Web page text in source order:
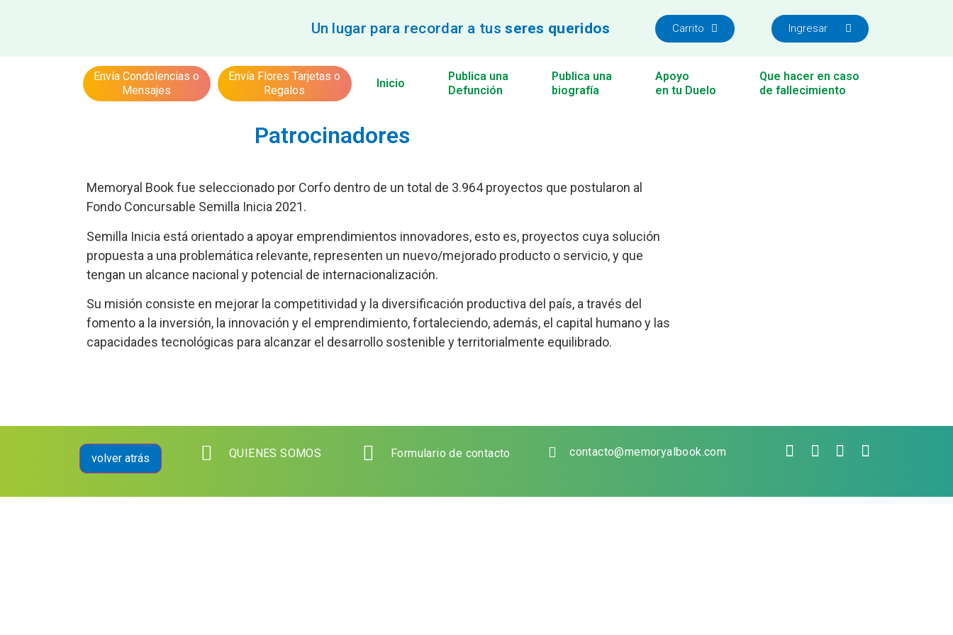
Un lugar para recordar a tusseres queridos Carrito Ingresar
Envía Condolencias o
Mensajes
Envía Flores Tarjetas o
Regalos
Inicio
Publica una
Defunción
Publica una
biografía
Apoyo
en tu Duelo
Que hacer en caso
de fallecimiento
Patrocinadores
Memoryal Book fue seleccionado por Corfo dentro de un total de 3.964 proyectos que postularon al
Fondo Concursable Semilla Inicia 2021.
Semilla Inicia está orientado a apoyar emprendimientos innovadores, esto es, proyectos cuya solución
propuesta a una problemática relevante, representen un nuevo/mejorado producto o servicio, y que
tengan un alcance nacional y potencial de internacionalización.
Su misión consiste en mejorar la competitividad y la diversificación productiva del país, a través del
fomento a la inversión, la innovación y el emprendimiento, fortaleciendo, además, el capital humano y las
capacidades tecnológicas para alcanzar el desarrollo sostenible y territorialmente equilibrado.
QUIENES SOMOS Formulario de contacto contacto@memoryalbook.com